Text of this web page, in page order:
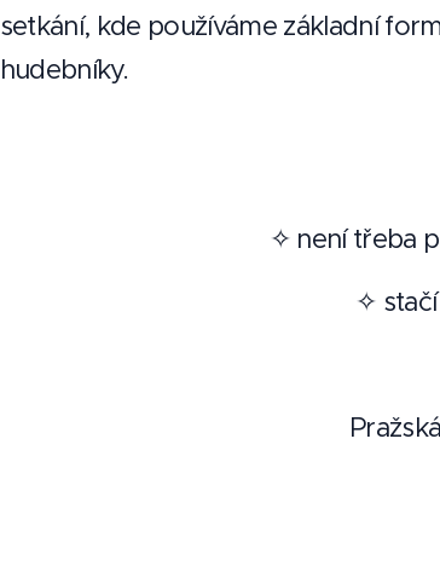
setkání, kde používáme základní
hudebníky.
✧ není třeba
✧